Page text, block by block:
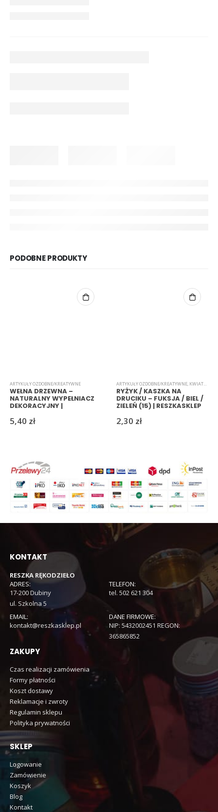
PODOBNE PRODUKTY
ARTYKUŁY OZDOBNE/KREATYWNE
WEŁNA DRZEWNA –
NATURALNY WYPEŁNIACZ
DEKORACYJNY |
5,40 zł
ARTYKUŁY OZDOBNE/KREATYWNE, KWIATKI
RYŻYK / KASZKA NA
DRUCIKU – FUKSJA / BIEL /
ZIELEŃ (15) | RESZKASKLEP
2,30 zł
KONTAKT
RESZKA RĘKODZIEŁO
ADRES:
17-200 Dubiny
ul. Szkolna 5
TELEFON:
tel. 502 621 304
EMAIL:
kontakt@reszkasklep.pl
DANE FIRMOWE:
NIP: 5432002451 REGON:
365865852
ZAKUPY
Czas realizacji zamówienia
Formy płatności
Koszt dostawy
Reklamacje i zwroty
Regulamin sklepu
Polityka prywatności
SKLEP
Logowanie
Zamówienie
Koszyk
Blog
Kontakt